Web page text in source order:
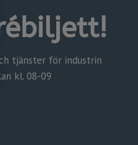
tjänster för industrin
kl. 08-09